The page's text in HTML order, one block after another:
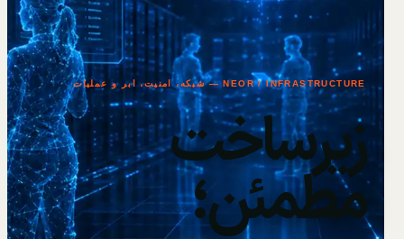
NEOR / INFRASTRUCTURE — شبکه، امنیت، ابر و عملیات
زیرساخت
مطمئن؛